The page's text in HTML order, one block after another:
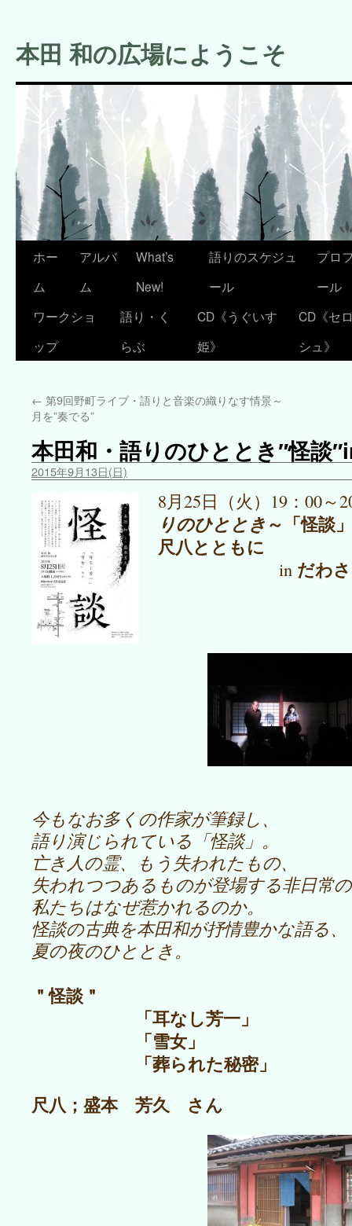
テ
ン
本田 和の広場にようこそ
ホー
ム
アルバ
ム
What’s
New!
語りのスケジュ
ール
プロ
ール
ワークショ
ップ
語り・く
らぶ
CD《うぐいす
姫》
CD《セ
シュ》
← 第9回野町ライブ・語りと音楽の織りなす情景～
月を”奏でる”
本田和・語りのひととき″怪談
2015年9月13日(日)
8月25日（火）19：00
りのひととき～「怪談」
尺八とともに
in だわ
今もなお多くの作家が筆録し、
語り演じられている「怪談」。
亡き人の霊、もう失われたもの、
失われつつあるものが登場する非日常
私たちはなぜ惹かれるのか。
怪談の古典を本田和が抒情豊かな語る、
夏の夜のひととき。
＂怪談＂
「耳なし芳一」
「雪女」
「葬られた秘密」
尺八；盛本 芳久 さん